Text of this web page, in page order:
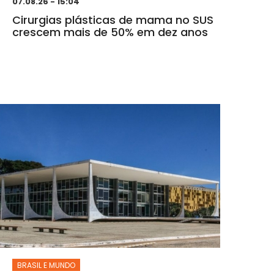
Cirurgias plásticas de mama no SUS
crescem mais de 50% em dez anos
BRASIL E MUNDO